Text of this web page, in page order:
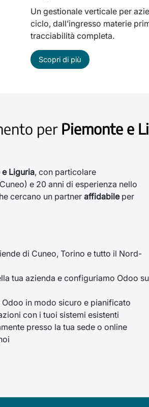
Un gestionale verticale per
ciclo, dall’ingresso materie
tracciabilità completa.
Scopri di più
per Piemonte e
e Liguria, con particolare
e 20 anni di esperienza nello
cercano un partner affidabileper
di Cuneo, Torino e tutto il Nord-
tua azienda e configuriamo Odoo su
in modo sicuro e pianificato
con i tuoi sistemi esistenti
presso la tua sede o online